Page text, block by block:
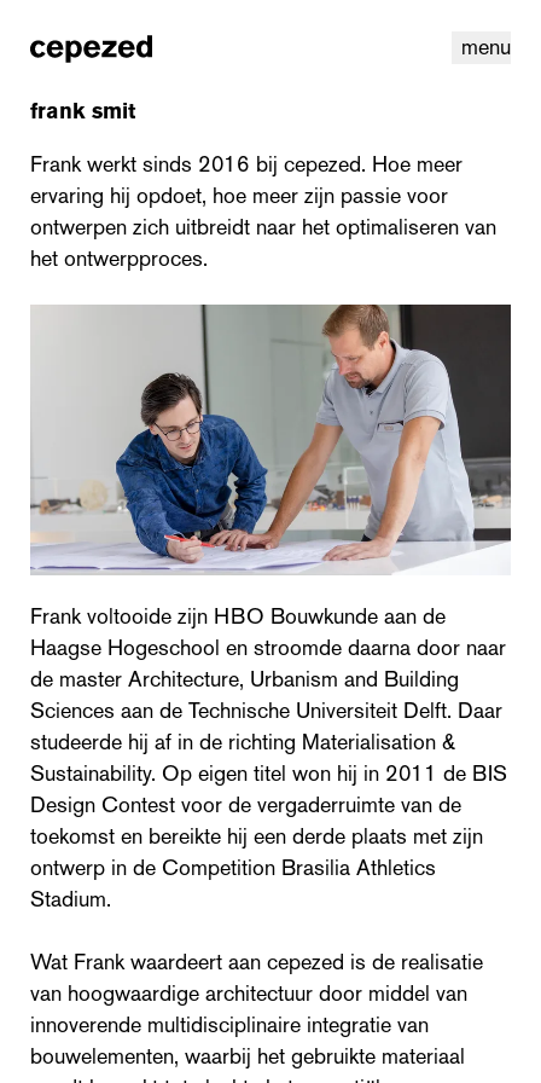
menu
instagram cookies
frank smit
Frank werkt sinds 2016 bij cepezed. Hoe meer
ervaring hij opdoet, hoe meer zijn passie voor
ontwerpen zich uitbreidt naar het optimaliseren van
het ontwerpproces.
Frank voltooide zijn HBO Bouwkunde aan de
Haagse Hogeschool en stroomde daarna door naar
de master Architecture, Urbanism and Building
Sciences aan de Technische Universiteit Delft. Daar
studeerde hij af in de richting Materialisation &
Sustainability. Op eigen titel won hij in 2011 de BIS
Design Contest voor de vergaderruimte van de
toekomst en bereikte hij een derde plaats met zijn
ontwerp in de Competition Brasilia Athletics
Stadium.
Wat Frank waardeert aan cepezed is de realisatie
van hoogwaardige architectuur door middel van
innoverende multidisciplinaire integratie van
bouwelementen, waarbij het gebruikte materiaal